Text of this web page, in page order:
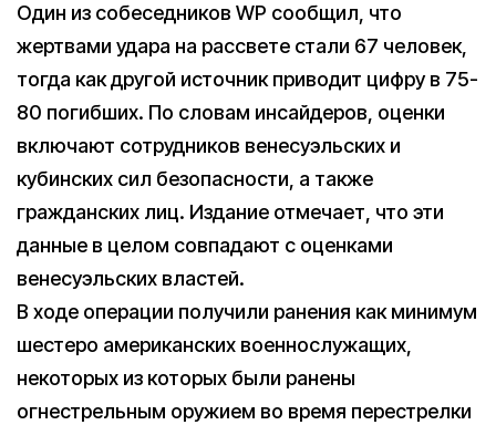
Один из собеседников WP сообщил, что
жертвами удара на рассвете стали 67 человек,
тогда как другой источник приводит цифру в 75-
80 погибших. По словам инсайдеров, оценки
включают сотрудников венесуэльских и
кубинских сил безопасности, а также
гражданских лиц. Издание отмечает, что эти
данные в целом совпадают с оценками
венесуэльских властей.
В ходе операции получили ранения как минимум
шестеро американских военнослужащих,
некоторых из которых были ранены
огнестрельным оружием во время перестрелки